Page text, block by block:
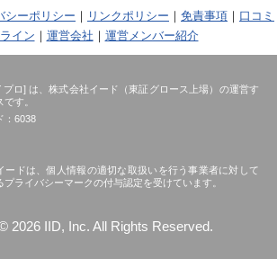
シーポリシー ｜ リンクポリシー ｜ 免責事項 ｜ 口コミ
イン ｜ 運営会社 ｜ 運営メンバー紹介
プロ] は、株式会社イード（東証グロース上場）の運営す
す。
：6038
ードは、個人情報の適切な取扱いを行う事業者に対して
プライバシーマークの付与認定を受けています。
2026 IID, Inc. All Rights Reserved.